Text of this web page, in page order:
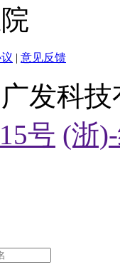
| 意见反馈
发科
号 (浙